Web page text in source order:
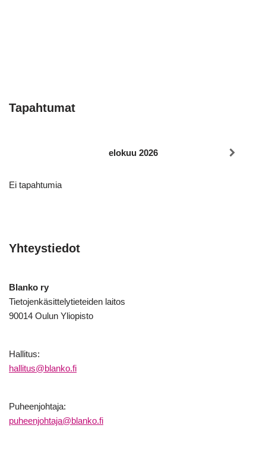
Tapahtumat
elokuu 2026
Ei tapahtumia
Yhteystiedot
Blanko ry
Tietojenkäsittelytieteiden laitos
90014 Oulun Yliopisto
Hallitus:
hallitus@blanko.fi
Puheenjohtaja:
puheenjohtaja@blanko.fi